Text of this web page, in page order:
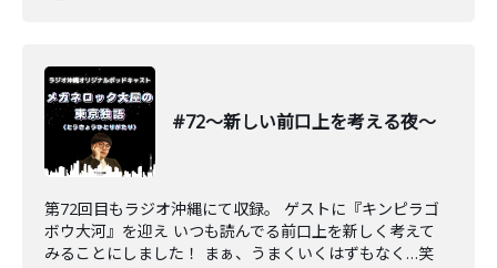
#72〜新しい前口上を考える夜〜
第72回目もラジオ沖縄にて収録。 ゲストに『キンピラゴ
ボウ大河』を迎え いつも読んでる前口上を新しく考えて
みることにしました！ まぁ、うまくいくはずもなく…笑